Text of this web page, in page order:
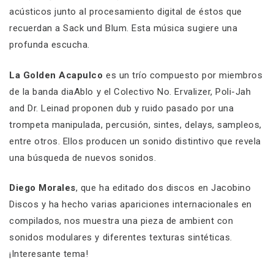
acústicos junto al procesamiento digital de éstos que
recuerdan a Sack und Blum. Esta música sugiere una
profunda escucha.
La Golden Acapulco es un trío compuesto por miembros
de la banda diaAblo y el Colectivo No. Ervalizer, Poli-Jah
and Dr. Leinad proponen dub y ruido pasado por una
trompeta manipulada, percusión, sintes, delays, sampleos,
entre otros. Ellos producen un sonido distintivo que revela
una búsqueda de nuevos sonidos.
Diego Morales, que ha editado dos discos en Jacobino
Discos y ha hecho varias apariciones internacionales en
compilados, nos muestra una pieza de ambient con
sonidos modulares y diferentes texturas sintéticas.
¡Interesante tema!